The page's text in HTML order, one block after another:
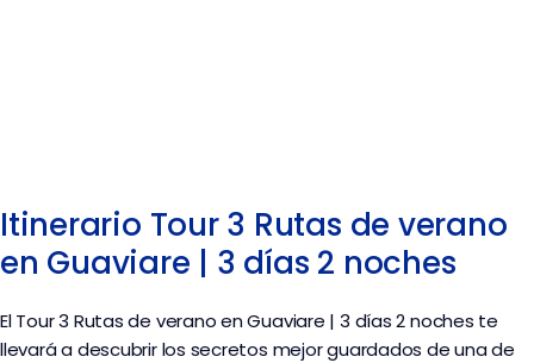
Itinerario Tour 3 Rutas de verano
en Guaviare | 3 días 2 noches
El Tour 3 Rutas de verano en Guaviare | 3 días 2 noches te
llevará a descubrir los secretos mejor guardados de una de